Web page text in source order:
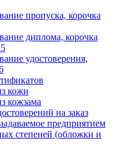
пропуска, корочка
диплома, корочка
удостоверения,
кожи
кожзама
на заказ
предприятием
степеней (обложки и